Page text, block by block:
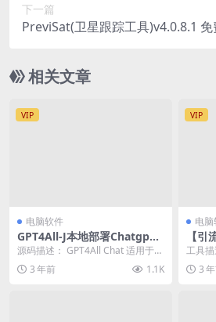
下一篇
PreviSat(卫星跟踪工具)v4.0.8.1
相关文章
VIP
电脑软件
GPT4All-J本地部署Chatgp
t，免登录免费免联网，本地加
载模型对话 GPT4Allv2.5.4
源码描述： GPT4All Chat 适用于
Windows、Linux 和 m...
3 年前 1.1K
VIP
电
【
豆瓣
工具
居多
交客单
3